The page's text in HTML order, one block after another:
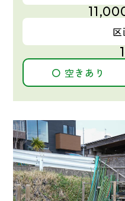
〇 空きあり